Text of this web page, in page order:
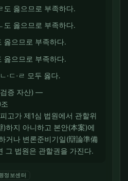
옳으므로 부족하다.
옳으므로 부족하다.
으므로 부족하다.
으므로 부족하다.
ㄷ·ㄹ 모두 옳다.
증 자산) ―
고가 제1심 법원에서 관할위
하지 아니하고 본안(本案)에
거나 변론준비기일(辯論準備
그 법원은 관할권을 가진다.
정보센터